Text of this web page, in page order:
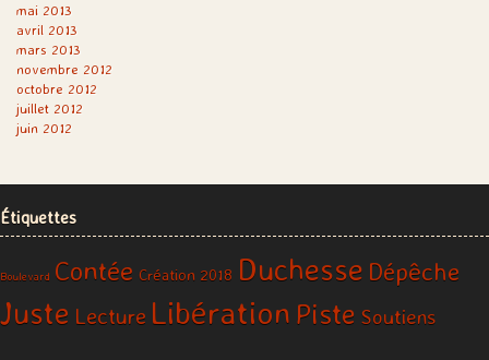
mai 2013
avril 2013
mars 2013
novembre 2012
octobre 2012
juillet 2012
juin 2012
Étiquettes
Boulevard Contée Création 2018 Duchesse Dépêche
Juste Lecture Libération Piste Soutiens